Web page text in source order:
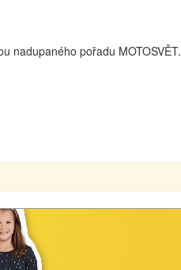
nadupaného pořadu MOTOSVĚT.